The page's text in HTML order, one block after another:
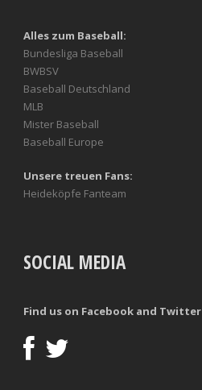
Alles zum Baseball:
Bundesliga Baseball
BWBSV
Baseball Deutschland
MLB
Mister Baseball
Baseball Europe
Unsere treuen Fans:
Heideköpfe Fanteam
SOCIAL MEDIA
Find us on Facebook and Twitter